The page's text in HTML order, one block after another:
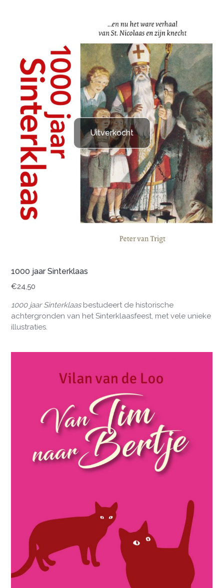
Uitverkocht
1000 jaar Sinterklaas
€24,50
1000 jaar Sinterklaasbestudeert de historische
achtergronden van het Sinterklaasfeest, met vele unieke
illustraties.